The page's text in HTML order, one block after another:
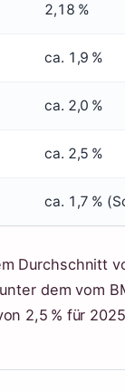
2,18 %
ca. 1,9 %
ca. 2,0 %
ca. 2,5 %
ca. 1,7 %
Durchschnitt
dem vom
2,5 % für